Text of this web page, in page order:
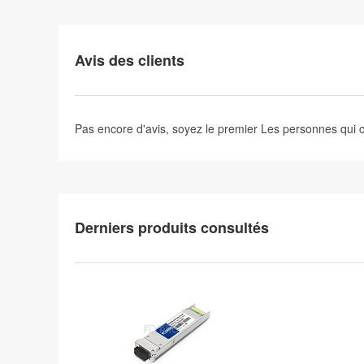
Avis des clients
Pas encore d'avis, soyez le premier Les personnes qui
Derniers produits consultés